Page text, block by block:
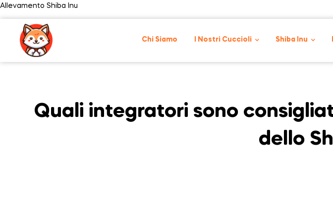
Allevamento Shiba Inu
Chi Siamo I Nostri Cuccioli Shiba Inu
Quali integratori sono
dello